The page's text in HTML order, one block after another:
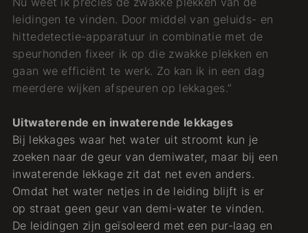
leidingen te vinden. Door middel van geluids- en
hittedetectie-apparatuur in combinatie met de
speurhonden fixeer ik op die zwakke plekken en
gaan we efficiënt te werk. Zo kan ik in een dag
meerdere wijken afspeuren op lekkages.”
Uitwaterende en inwaterende lekkages
Bij lekkages waar het water uit stroomt kun je
zoeken naar de geur van demiwater, maar bij een
inwaterende lekkage zit dat net even anders.
Omdat het water netjes in de leiding blijft is er
op straat geen geur van demi-water te vinden.
De leidingen zijn geïsoleerd met een pur-laag en